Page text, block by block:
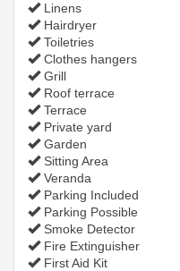
Linens
Hairdryer
Toiletries
Clothes hangers
Grill
Roof terrace
Terrace
Private yard
Garden
Sitting Area
Veranda
Parking Included
Parking Possible
Smoke Detector
Fire Extinguisher
First Aid Kit